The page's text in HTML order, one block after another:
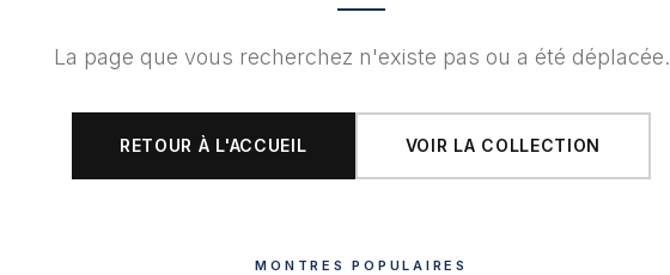
La page que vous recherchez n'existe pas ou a été déplacée.
RETOUR À L'ACCUEIL VOIR LA COLLECTION
MONTRES POPULAIRES